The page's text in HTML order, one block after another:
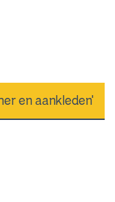
en aankleden'